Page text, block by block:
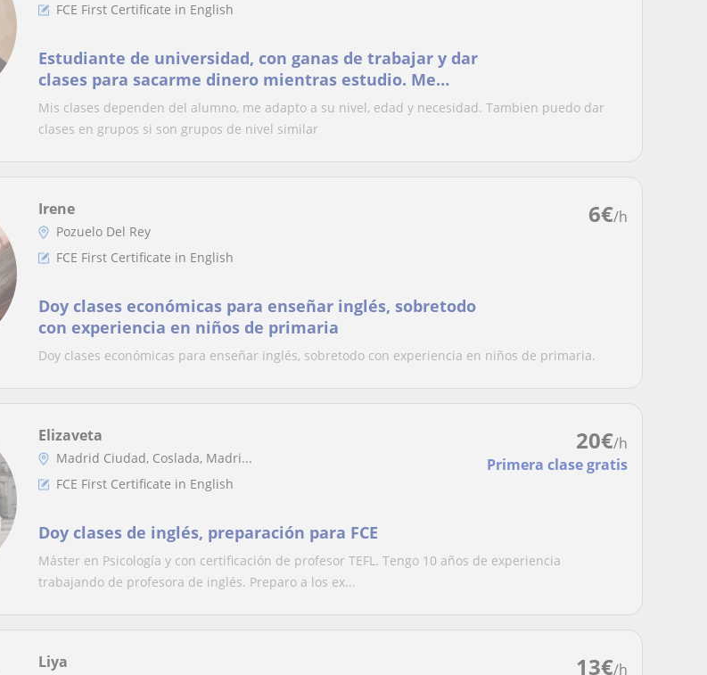
FCE First Certificate in English
Estudiante de universidad, con ganas de trabajar y dar
clases para sacarme dinero mientras estudio. Me
encantan los niños y el aprendizaje
Mis clases dependen del alumno, me adapto a su nivel, edad y necesidad. Tambien puedo dar
clases en grupos si son grupos de nivel similar
6€/h
Irene
Pozuelo Del Rey
FCE First Certificate in English
Doy clases económicas para enseñar inglés, sobretodo
con experiencia en niños de primaria
Doy clases económicas para enseñar inglés, sobretodo con experiencia en niños de primaria.
20€/h
Primera clase gratis
Elizaveta
Madrid Ciudad, Coslada, Madri...
FCE First Certificate in English
Doy clases de inglés, preparación para FCE
Máster en Psicología y con certificación de profesor TEFL. Tengo 10 años de experiencia
trabajando de profesora de inglés. Preparo a los ex...
13€/h
Liya